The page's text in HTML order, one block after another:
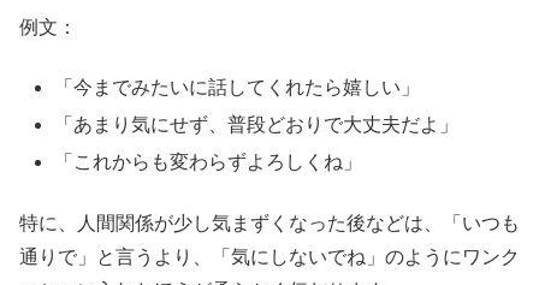
例文：
「今までみたいに話してくれたら嬉しい」
「あまり気にせず、普段どおりで大丈夫だよ」
「これからも変わらずよろしくね」
特に、人間関係が少し気まずくなった後などは、「いつも
通りで」と言うより、「気にしないでね」のようにワンク